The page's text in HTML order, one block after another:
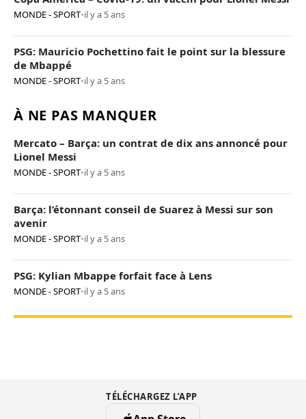
MONDE - SPORT•il y a 5 ans
PSG: Mauricio Pochettino fait le point sur la blessure
de Mbappé
MONDE - SPORT•il y a 5 ans
À NE PAS MANQUER
Mercato – Barça: un contrat de dix ans annoncé pour
Lionel Messi
MONDE - SPORT•il y a 5 ans
Barça: l’étonnant conseil de Suarez à Messi sur son
avenir
MONDE - SPORT•il y a 5 ans
PSG: Kylian Mbappe forfait face à Lens
MONDE - SPORT•il y a 5 ans
TÉLÉCHARGEZ L’APP